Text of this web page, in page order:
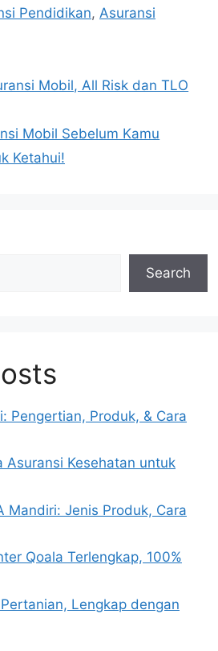
Pendidikan, Asuransi
Mobil, All Risk dan TLO
Mobil Sebelum Kamu
Ketahui!
Search
Pengertian, Produk, & Cara
Asuransi Kesehatan untuk
Mandiri: Jenis Produk, Cara
Qoala Terlengkap, 100%
Lengkap dengan